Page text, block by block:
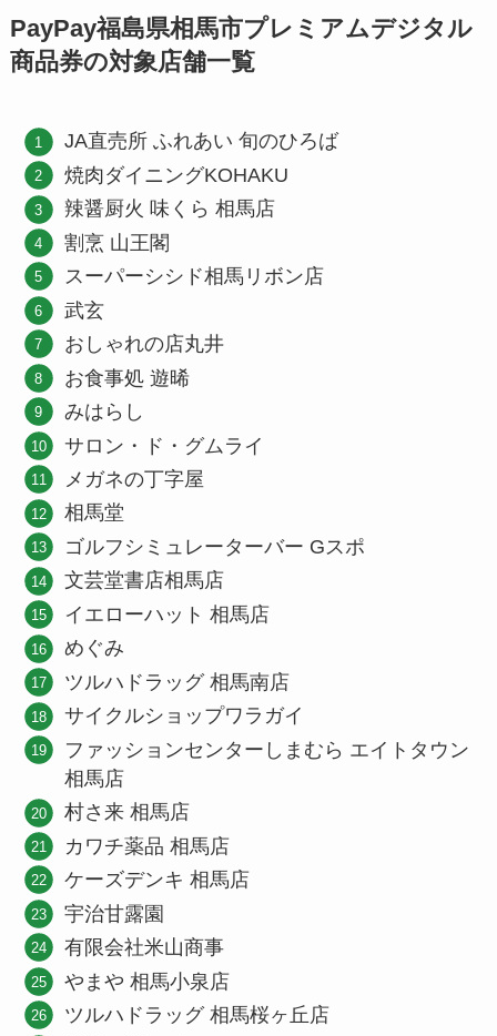
PayPay福島県相馬市プレミアムデジタル
商品券の対象店舗一覧
JA直売所 ふれあい 旬のひろば
焼肉ダイニングKOHAKU
辣醤厨火 味くら 相馬店
割烹 山王閣
スーパーシシド相馬リボン店
武玄
おしゃれの店丸井
お食事処 遊晞
みはらし
サロン・ド・グムライ
メガネの丁字屋
相馬堂
ゴルフシミュレーターバー Gスポ
文芸堂書店相馬店
イエローハット 相馬店
めぐみ
ツルハドラッグ 相馬南店
サイクルショップワラガイ
ファッションセンターしまむら エイトタウン
相馬店
村さ来 相馬店
カワチ薬品 相馬店
ケーズデンキ 相馬店
宇治甘露園
有限会社米山商事
やまや 相馬小泉店
ツルハドラッグ 相馬桜ヶ丘店